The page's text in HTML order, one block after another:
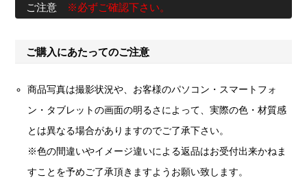
ご注意 ※必ずご確認下さい。
ご購入にあたってのご注意
商品写真は撮影状況や、お客様のパソコン・スマートフォ
ン・タブレットの画面の明るさによって、実際の色・材質感
とは異なる場合がありますのでご了承下さい。
※色の間違いやイメージ違いによる返品はお受付出来かねま
すことを予めご了承頂きますようお願い致します。